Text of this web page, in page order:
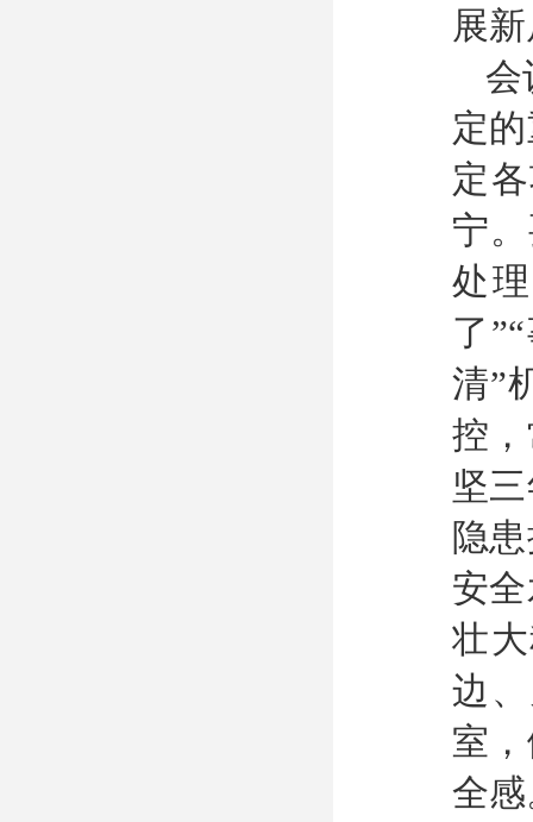
展
会
定
定
宁
处
了
清”
控
坚
隐
安
壮
边
室
全